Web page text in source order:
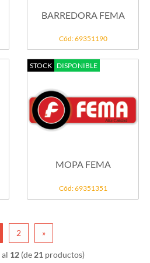
BARREDORA FEMA
Cód: 69351190
STOCK DISPONIBLE
MOPA FEMA
Cód: 69351351
2 »
al 12(de 21 productos)